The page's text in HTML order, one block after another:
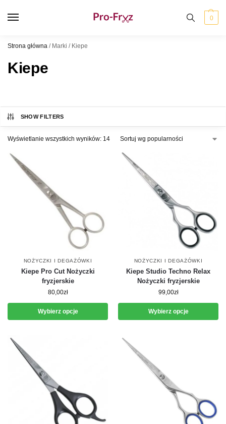
0
Strona główna / Marki / Kiepe
Kiepe
SHOW FILTERS
Wyświetlanie wszystkich wyników: 14
NOŻYCZKI I DEGAŻÓWKI
Kiepe Pro Cut Nożyczki
fryzjerskie
80,00zł
Wybierz opcje
NOŻYCZKI I DEGAŻÓWKI
Kiepe Studio Techno Relax
Nożyczki fryzjerskie
99,00zł
Wybierz opcje